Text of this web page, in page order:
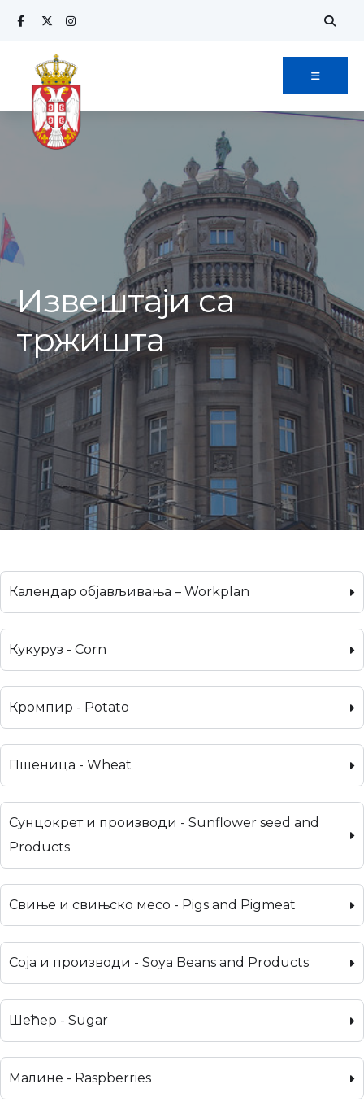
Извештаји са
тржишта
Календар објављивања – Workplan
Кукуруз - Corn
Кромпир - Potato
Пшеница - Wheat
Сунцокрет и производи - Sunflower seed and
Products
Свиње и свињско месо - Pigs and Pigmeat
Соја и производи - Soya Beans and Products
Шећер - Sugar
Малине - Raspberries